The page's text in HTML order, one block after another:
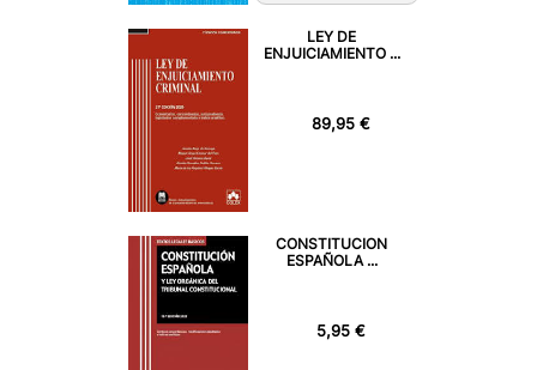
LEY DE
ENJUICIAMIENTO ...
89,95 €
CONSTITUCION
ESPAÑOLA ...
5,95 €